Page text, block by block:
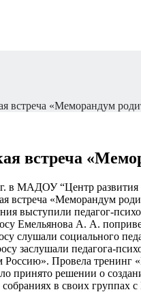
встреча «Меморандум
встреча
г. в МАДОУ “Центр развития
встреча «Меморандум
выступили педагог-
Емельянова А. А.
слушали социального
заслушали педагога-
Россию». Провела тренинг
принято решении о
в своих группах